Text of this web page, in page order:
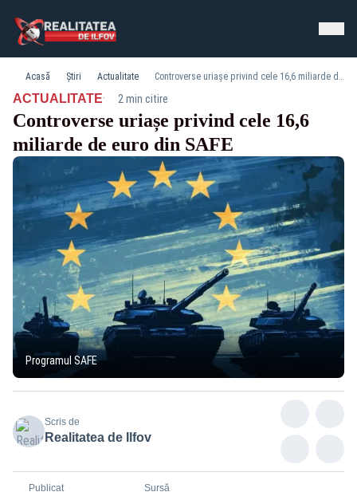
Acasă Știri Actualitate Controverse uriașe privind cele 16,6 miliarde de euro din SAFE
ACTUALITATE· 2 min citire
Controverse uriașe privind cele 16,6
miliarde de euro din SAFE
Programul SAFE
Scris de
Realitatea de Ilfov
Publicat Sursă